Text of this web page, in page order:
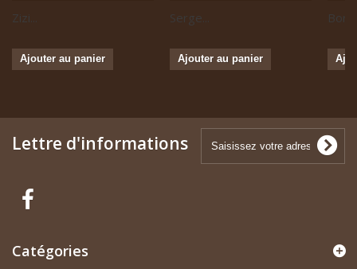
Zizi...
Ajouter au panier
Serge...
Ajouter au panier
Lettre d'informations
Catégories